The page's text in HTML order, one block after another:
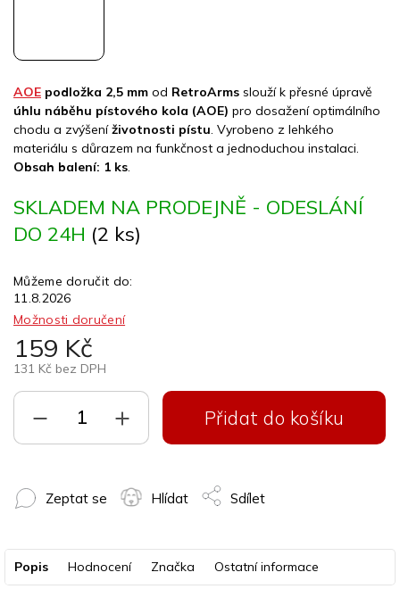
159 Kč
131 Kč bez DPH
SKLADEM NA PRODEJNĚ - ODESLÁNÍ
DO 24H (2 ks)
Můžeme doručit do:
11.8.2026
Možnosti doručení
Přidat do košíku
AOE podložka 2,5 mm od RetroArms slouží k přesné úpravě
úhlu náběhu pístového kola (AOE) pro dosažení optimálního
chodu a zvýšeníživotnosti pístu . Vyrobeno z lehkého
materiálu s důrazem na funkčnost a jednoduchou instalaci.
Obsah balení: 1 ks
Zeptat se Hlídat Sdílet
Popis Hodnocení Značka Ostatní informace